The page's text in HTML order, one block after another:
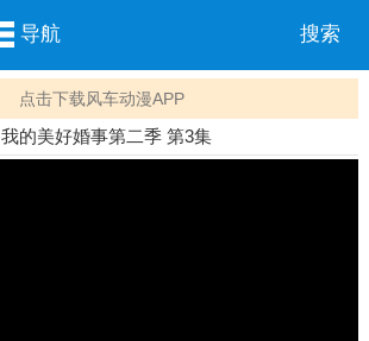
导航 搜索
点击下载风车动漫APP
我的美好婚事第二季 第3集